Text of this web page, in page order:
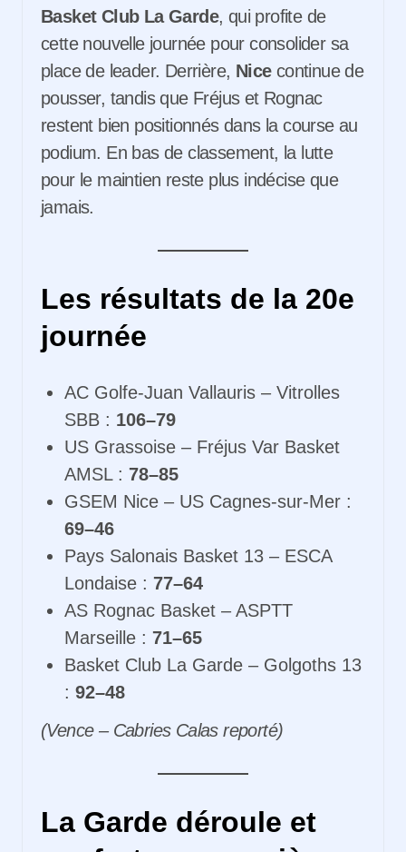
Basket Club La Garde, qui profite de
cette nouvelle journée pour consolider sa
place de leader. Derrière, Nicecontinue de
pousser, tandis que Fréjus et Rognac
restent bien positionnés dans la course au
podium. En bas de classement, la lutte
pour le maintien reste plus indécise que
jamais.
Les résultats de la 20e
journée
AC Golfe-Juan Vallauris – Vitrolles
SBB : 106–79
US Grassoise – Fréjus Var Basket
AMSL : 78–85
GSEM Nice – US Cagnes-sur-Mer :
69–46
Pays Salonais Basket 13 – ESCA
Londaise : 77–64
AS Rognac Basket – ASPTT
Marseille : 71–65
Basket Club La Garde – Golgoths 13
: 92–48
(Vence – Cabries Calas reporté)
La Garde déroule et